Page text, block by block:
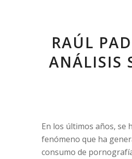
RAÚL
ANÁLISIS
En los últimos años, se
fenómeno que ha
consumo de